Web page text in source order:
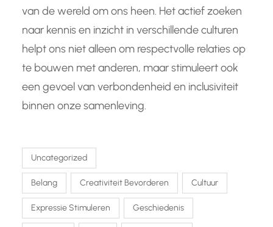
van de wereld om ons heen. Het actief zoeken
naar kennis en inzicht in verschillende culturen
helpt ons niet alleen om respectvolle relaties op
te bouwen met anderen, maar stimuleert ook
een gevoel van verbondenheid en inclusiviteit
binnen onze samenleving.
Uncategorized
Belang Creativiteit Bevorderen Cultuur
Expressie Stimuleren Geschiedenis